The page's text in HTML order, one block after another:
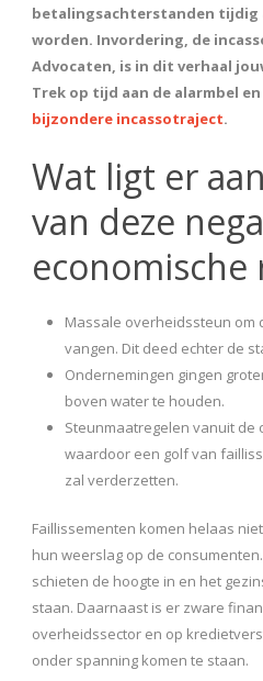
betalingsachterstanden tijdig
worden. Invordering, de
Advocaten, is in dit verhaal
Trek op tijd aan de alarmbel
bijzondere incassotraject.
Wat ligt er
van deze
economische
Massale overheidssteun om
vangen. Dit deed echter de
Ondernemingen gingen
boven water te houden.
Steunmaatregelen vanuit de
waardoor een golf van
zal verderzetten.
Faillissementen komen helaas
hun weerslag op de
schieten de hoogte in en het
staan. Daarnaast is er zware
overheidssector en op
onder spanning komen te staan.